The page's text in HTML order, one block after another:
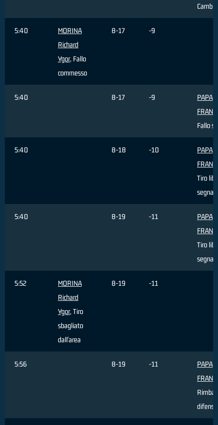
Cambio
5:40
MORINA
Richard
Ygor, Fallo
commesso
8-17 -9
5:40 8-17 -9
PAPA
Fallo
5:40 8-18 -10
PAPA
Tiro
5:40 8-19 -11
PAPA
Tiro
5:52
MORINA
Richard
Ygor, Tiro
sbagliato
dall'area
8-19 -11
5:56 8-19 -11
PAPA